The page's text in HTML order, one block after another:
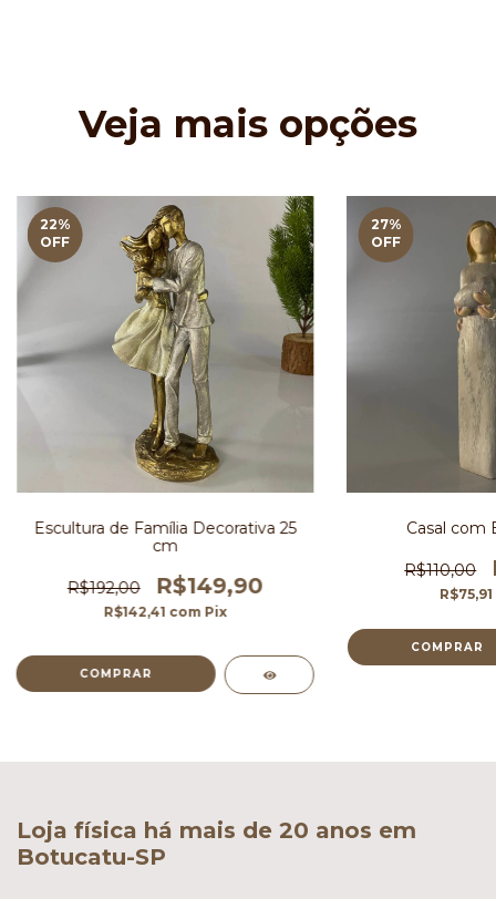
Veja mais opções
22%
OFF
Escultura de Família Decorativa 25
cm
R$192,00 R$149,90
R$142,41 com Pix
27%
OFF
Casal com
R$110,00
R$75,91
Loja física há mais de 20 anos em
Botucatu-SP